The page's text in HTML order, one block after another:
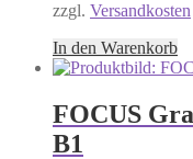
zzgl. Versandkosten
In den Warenkorb
FOCUS
B1